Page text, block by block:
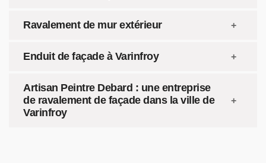
Ravalement de mur extérieur
Enduit de façade à Varinfroy
Artisan Peintre Debard : une entreprise
de ravalement de façade dans la ville de
Varinfroy